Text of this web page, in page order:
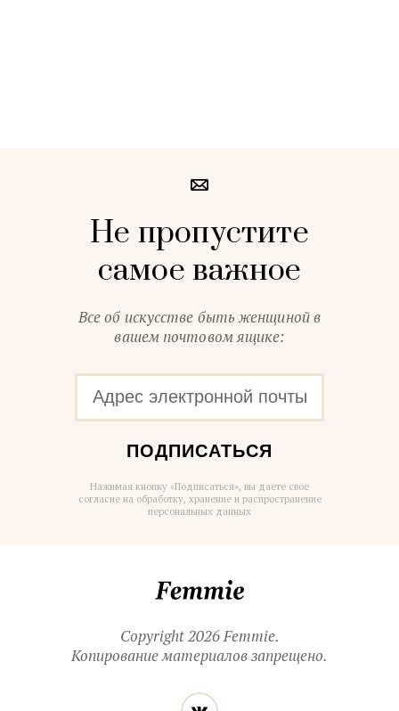
Не пропустите
самое важное
Все об искусстве быть женщиной в
вашем почтовом ящике:
ПОДПИСАТЬСЯ
Нажимая кнопку «Подписаться», вы даете свое
согласие на обработку, хранение и распространение
персональных данных
Copyright 2026 Femmie.
Копирование материалов запрещено.
Читайте